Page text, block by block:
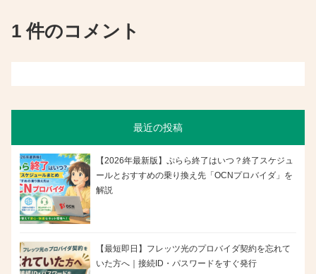
1 件のコメント
最近の投稿
【2026年最新版】ぷらら終了はいつ？終了スケジュ
ールとおすすめの乗り換え先「OCNプロバイダ」を
解説
【最短即日】フレッツ光のプロバイダ契約を忘れて
いた方へ｜接続ID・パスワードをすぐ発行